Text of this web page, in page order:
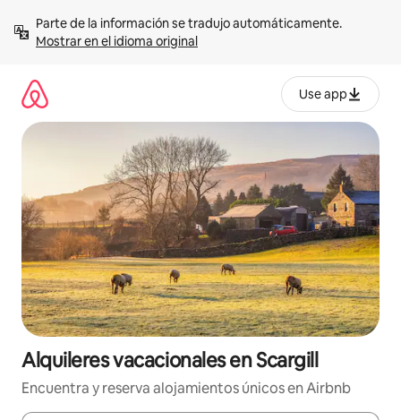
contenidoMostrar en el idioma original
Use app
Alquileres vacacionales en Scargill
Encuentra y reserva alojamientos únicos en Airbnb